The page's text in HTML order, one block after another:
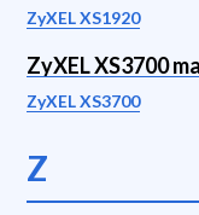
ZyXEL XS1920
ZyXEL XS3700
ZyXEL XS3700
Z